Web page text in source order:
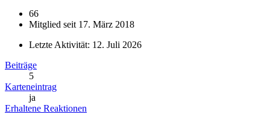
66
Mitglied seit 17. März 2018
Letzte Aktivität: 12. Juli 2026
Beiträge
5
Karteneintrag
ja
Erhaltene Reaktionen